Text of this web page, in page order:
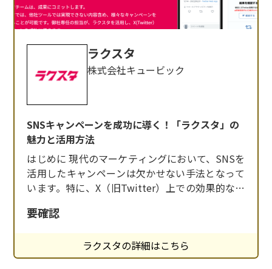
ラクスタ
株式会社キュービック
SNSキャンペーンを成功に導く！「ラクスタ」の
魅力と活用方法
はじめに 現代のマーケティングにおいて、SNSを
活用したキャンペーンは欠かせない手法となって
います。特に、X（旧Twitter）上での効果的なキ
トです。しかし、効果的なキャンペーンを実施す
るためには、専門的な知識やツールが必要となり
ます。 そこで登場するのが、株式会社キュービッ
クが提供するX（Twitter）インス
要確認
ラクスタの詳細はこちら